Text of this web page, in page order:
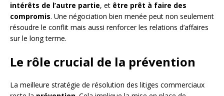
intérêts de l’autre partie, et être prêt à faire des
compromis. Une négociation bien menée peut non seulement
résoudre le conflit mais aussi renforcer les relations d’affaires
sur le long terme.
Le rôle crucial de la prévention
La meilleure stratégie de résolution des litiges commerciaux